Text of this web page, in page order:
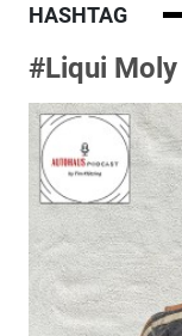
HASHTAG
#Liqui Moly